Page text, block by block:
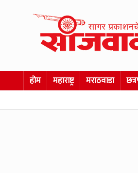
होम महाराष्ट्र मराठवाडा